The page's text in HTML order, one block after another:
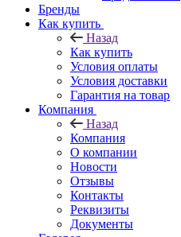
Бренды
Как купить
Назад
Как купить
Условия оплаты
Условия доставки
Гарантия на товар
Компания
Назад
Компания
О компании
Новости
Отзывы
Контакты
Реквизиты
Документы